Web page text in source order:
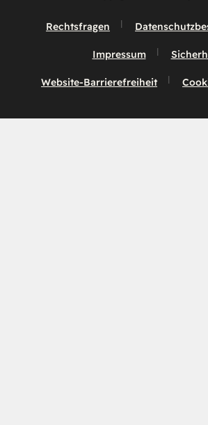
Rechtsfragen
Impressum
Website-Barrierefreiheit